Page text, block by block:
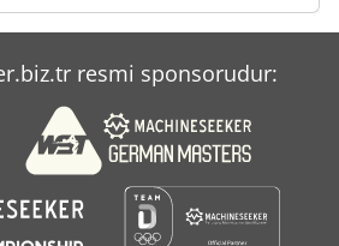
resmi sponsorudur: